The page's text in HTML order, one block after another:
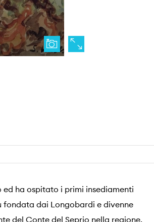
ha ospitato i primi insediamenti
fondata dai Longobardi e divenne
del Conte del Seprio nella regione.